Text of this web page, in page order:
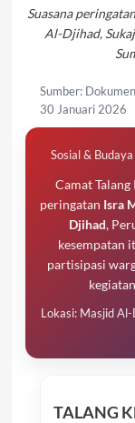
Suasana
Al-Djihad,
Sumber:
30 Januari 2026
Sosial &
Camat Talang
peringatan Isra
Djihad,
kesempatan
partisipasi
Lokasi: Masjid
TALANG